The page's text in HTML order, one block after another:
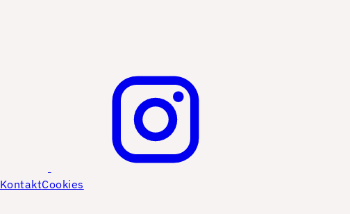
KontaktCookies